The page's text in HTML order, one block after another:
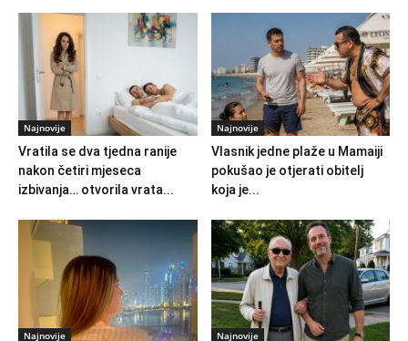
Najnovije
Vratila se dva tjedna ranije
nakon četiri mjeseca
izbivanja… otvorila vrata...
Najnovije
Vlasnik jedne plaže u Mamaiji
pokušao je otjerati obitelj
koja je...
Najnovije Najnovije